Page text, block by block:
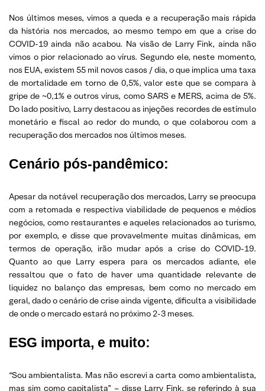
Nos últimos meses, vimos a queda e a recuperação mais rápida
da história nos mercados, ao mesmo tempo em que a crise do
COVID-19 ainda não acabou. Na visão de Larry Fink, ainda não
vimos o pior relacionado ao vírus. Segundo ele, neste momento,
nos EUA, existem 55 mil novos casos / dia, o que implica uma taxa
de mortalidade em torno de 0,5%, valor este que se compara à
gripe de ~0,1% e outros vírus, como SARS e MERS, acima de 5%.
Do lado positivo, Larry destacou as injeções recordes de estímulo
monetário e fiscal ao redor do mundo, o que colaborou com a
recuperação dos mercados nos últimos meses.
Cenário pós-pandêmico:
Apesar da notável recuperação dos mercados, Larry se preocupa
com a retomada e respectiva viabilidade de pequenos e médios
negócios, como restaurantes e aqueles relacionados ao turismo,
por exemplo, e disse que provavelmente muitas dinâmicas, em
termos de operação, irão mudar após a crise do COVID-19.
Quanto ao que Larry espera para os mercados adiante, ele
ressaltou que o fato de haver uma quantidade relevante de
liquidez no balanço das empresas, bem como no mercado em
geral, dado o cenário de crise ainda vigente, dificulta a visibilidade
de onde o mercado estará no próximo 2-3 meses.
ESG importa, e muito:
“Sou ambientalista. Mas não escrevi a carta como ambientalista,
mas sim como capitalista” – disse Larry Fink, se referindo à sua